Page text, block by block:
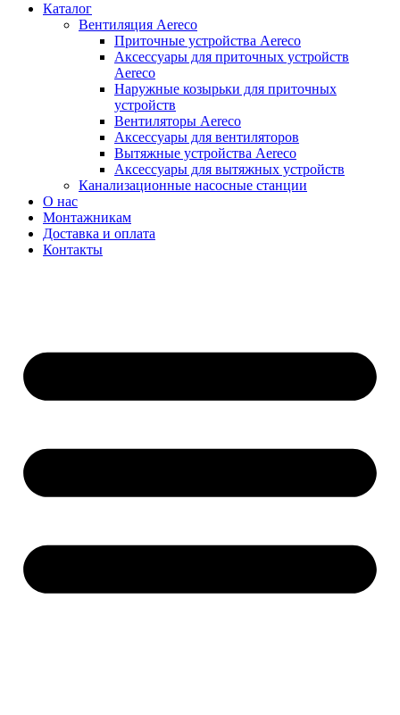
Каталог
Вентиляция Aereco
Приточные устройства Aereco
Аксессуары для приточных устройств
Aereco
Наружные козырьки для приточных
устройств
Вентиляторы Aereco
Аксессуары для вентиляторов
Вытяжные устройства Aereco
Аксессуары для вытяжных устройств
Канализационные насосные станции
О нас
Монтажникам
Доставка и оплата
Контакты